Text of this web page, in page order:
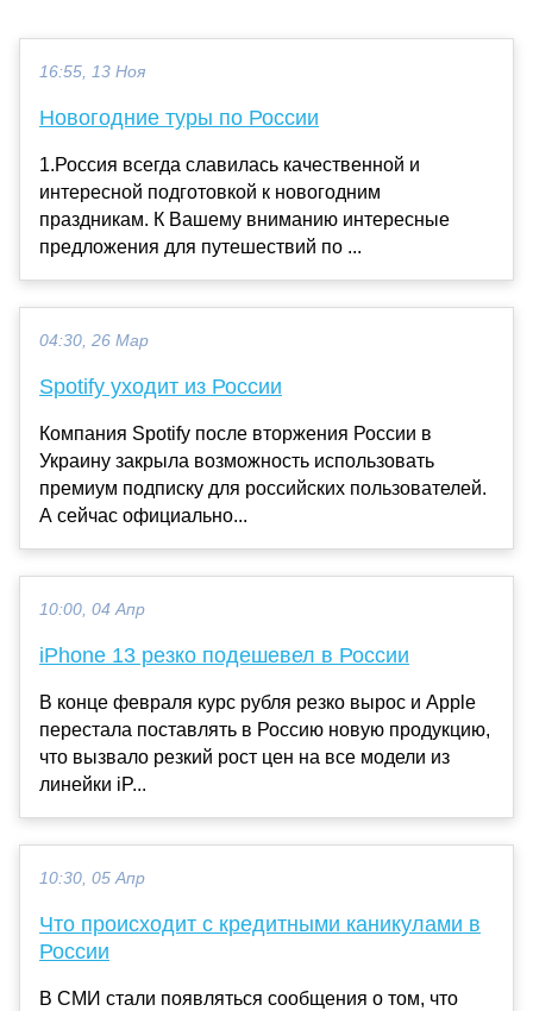
16:55, 13 Ноя
Новогодние туры по России
1.Россия всегда славилась качественной и
интересной подготовкой к новогодним
праздникам. К Вашему вниманию интересные
предложения для путешествий по ...
04:30, 26 Мар
Spotify уходит из России
Компания Spotify после вторжения России в
Украину закрыла возможность использовать
премиум подписку для российских пользователей.
А сейчас официально...
10:00, 04 Апр
iPhone 13 резко подешевел в России
В конце февраля курс рубля резко вырос и Apple
перестала поставлять в Россию новую продукцию,
что вызвало резкий рост цен на все модели из
линейки iP...
10:30, 05 Апр
Что происходит с кредитными каникулами в
России
В СМИ стали появляться сообщения о том, что